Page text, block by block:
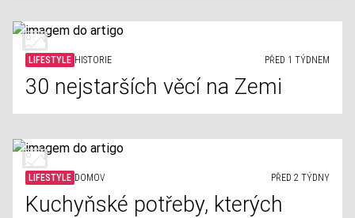
LIFESTYLE HISTORIE PŘED 1 TÝDNEM
30 nejstarších věcí na Zemi
LIFESTYLE DOMOV PŘED 2 TÝDNY
Kuchyňské potřeby, kterých